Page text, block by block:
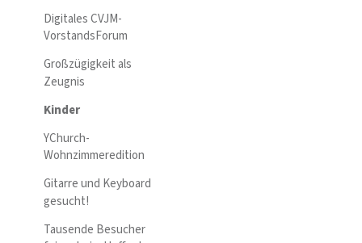
Digitales CVJM-
VorstandsForum
Großzügigkeit als
Zeugnis
Kinder
YChurch-
Wohnzimmeredition
Gitarre und Keyboard
gesucht!
Tausende Besucher